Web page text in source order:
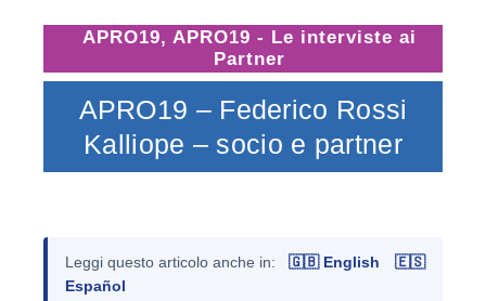
APRO19, APRO19 - Le interviste ai
Partner
APRO19 – Federico Rossi
Kalliope – socio e partner
Leggi questo articolo anche in: 🇬🇧 English
🇪🇸
Español